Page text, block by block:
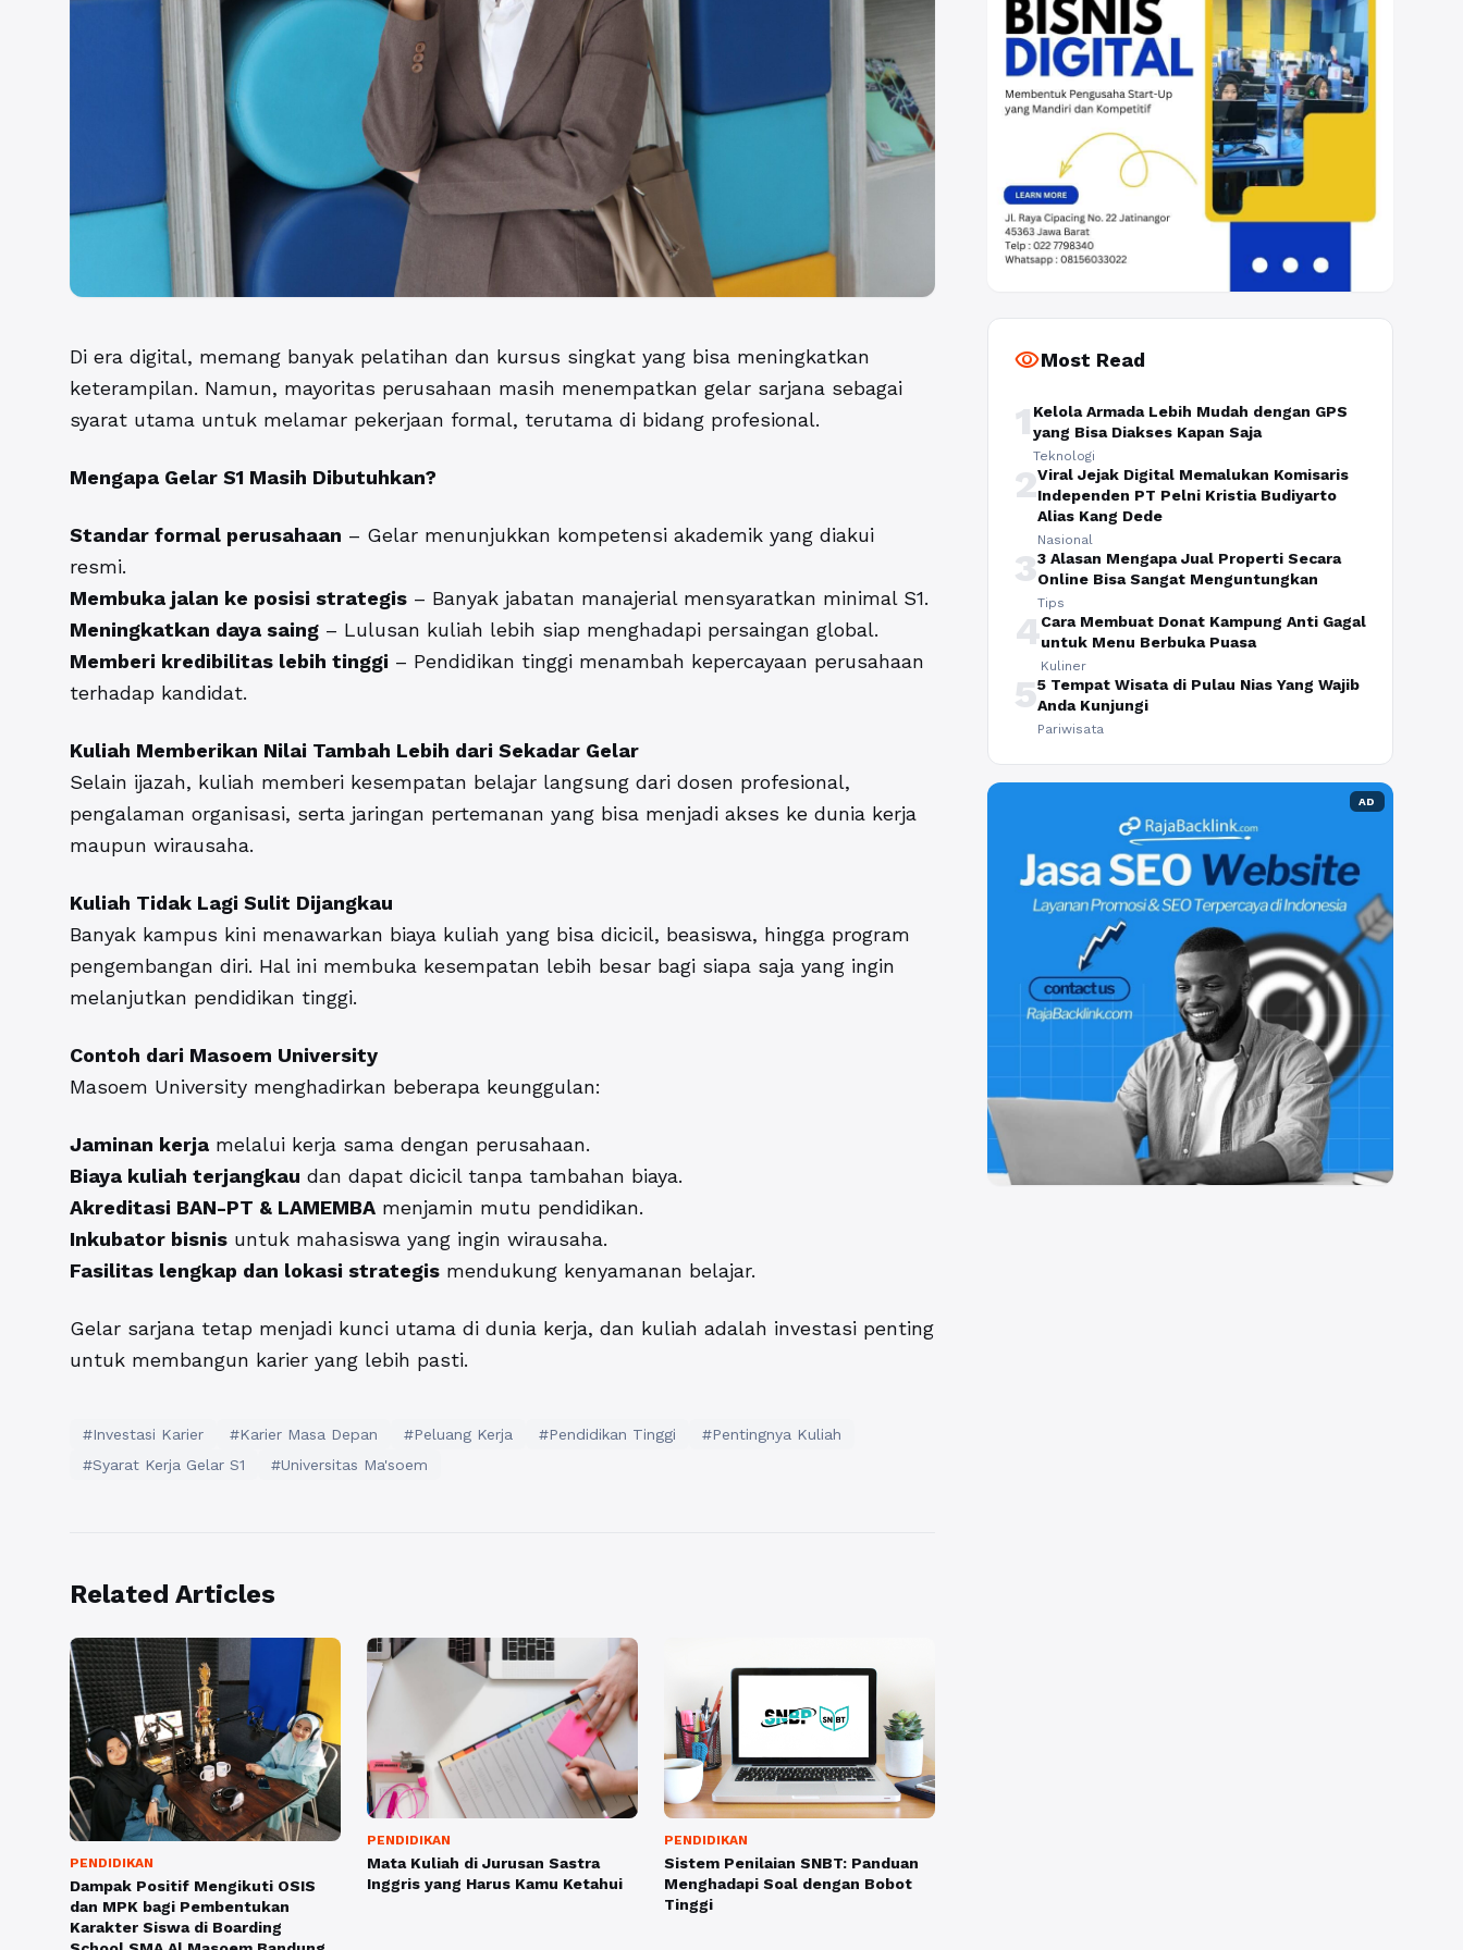
Di era digital, memang banyak pelatihan dan kursus singkat yang bisa meningkatkan
keterampilan. Namun, mayoritas perusahaan masih menempatkan gelar sarjana sebagai
syarat utama untuk melamar pekerjaan formal, terutama di bidang profesional.
Mengapa Gelar S1 Masih Dibutuhkan?
Standar formal perusahaan – Gelar menunjukkan kompetensi akademik yang diakui
resmi.
Membuka jalan ke posisi strategis – Banyak jabatan manajerial mensyaratkan minimal S1.
Meningkatkan daya saing – Lulusan kuliah lebih siap menghadapi persaingan global.
Memberi kredibilitas lebih tinggi – Pendidikan tinggi menambah kepercayaan perusahaan
terhadap kandidat.
Kuliah Memberikan Nilai Tambah Lebih dari Sekadar Gelar
Selain ijazah, kuliah memberi kesempatan belajar langsung dari dosen profesional,
pengalaman organisasi, serta jaringan pertemanan yang bisa menjadi akses ke dunia kerja
maupun wirausaha.
Kuliah Tidak Lagi Sulit Dijangkau
Banyak kampus kini menawarkan biaya kuliah yang bisa dicicil, beasiswa, hingga program
pengembangan diri. Hal ini membuka kesempatan lebih besar bagi siapa saja yang ingin
melanjutkan pendidikan tinggi.
Contoh dari Masoem University
Masoem University menghadirkan beberapa keunggulan:
Jaminan kerja melalui kerja sama dengan perusahaan.
Biaya kuliah terjangkau dan dapat dicicil tanpa tambahan biaya.
Akreditasi BAN-PT & LAMEMBA menjamin mutu pendidikan.
Inkubator bisnis untuk mahasiswa yang ingin wirausaha.
Fasilitas lengkap dan lokasi strategis mendukung kenyamanan belajar.
Gelar sarjana tetap menjadi kunci utama di dunia kerja, dan kuliah adalah investasi penting
untuk membangun karier yang lebih pasti.
#Investasi Karier #Karier Masa Depan #Peluang Kerja #Pendidikan Tinggi
#Pentingnya Kuliah
#Syarat Kerja Gelar S1
#Universitas Ma'soem
Related Articles
PENDIDIKAN
Dampak Positif Mengikuti OSIS
dan MPK bagi Pembentukan
Karakter Siswa di Boarding
PENDIDIKAN
Mata Kuliah di Jurusan Sastra
Inggris yang Harus Kamu Ketahui
PENDIDIKAN
Sistem Penilaian SNBT: Panduan
Menghadapi Soal dengan Bobot
Tinggi
visibilityMost Read
1 Kelola Armada Lebih Mudah dengan GPS
yang Bisa Diakses Kapan Saja
Teknologi
2Viral Jejak Digital Memalukan Komisaris
Independen PT Pelni Kristia Budiyarto
Alias Kang Dede
Nasional
33 Alasan Mengapa Jual Properti Secara
Online Bisa Sangat Menguntungkan
Tips
4Cara Membuat Donat Kampung Anti Gagal
untuk Menu Berbuka Puasa
Kuliner
55 Tempat Wisata di Pulau Nias Yang Wajib
Anda Kunjungi
Pariwisata
AD